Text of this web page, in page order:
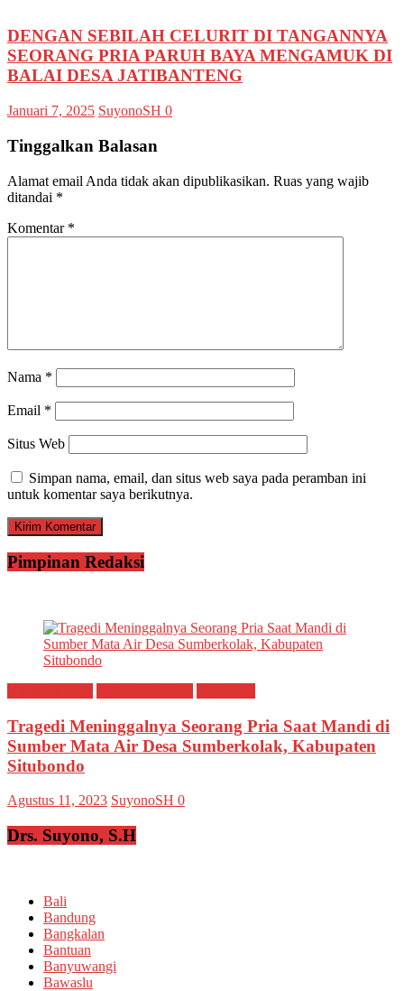
DENGAN SEBILAH CELURIT DI TANGANNYA
SEORANG PRIA PARUH BAYA MENGAMUK DI
BALAI DESA JATIBANTENG
Januari 7, 2025 SuyonoSH 0
Tinggalkan Balasan
Alamat email Anda tidak akan dipublikasikan. Ruas yang wajib
ditandai *
Komentar *
Nama *
Email *
Situs Web
Simpan nama, email, dan situs web saya pada peramban ini
untuk komentar saya berikutnya.
Pimpinan Redaksi
Tragedi Meninggalnya Seorang Pria Saat Mandi di
Sumber Mata Air Desa Sumberkolak, Kabupaten
Situbondo
Agustus 11, 2023 SuyonoSH 0
Drs. Suyono, S.H
Bali
Bandung
Bangkalan
Bantuan
Banyuwangi
Bawaslu